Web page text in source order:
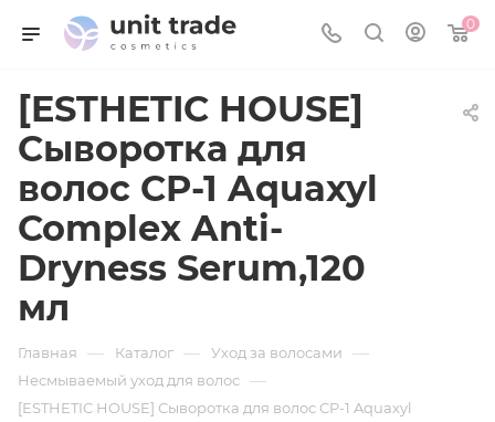
0
[ESTHETIC HOUSE]
Сыворотка для
волос CP-1 Aquaxyl
Complex Anti-
Dryness Serum,120
мл
Главная — Каталог — Уход за волосами —
Несмываемый уход для волос —
[ESTHETIC HOUSE] Сыворотка для волос CP-1 Aquaxyl